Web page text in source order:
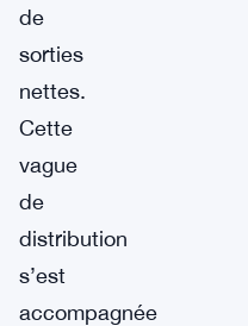
de
sorties
nettes.
Cette
vague
de
distribution
s’est
accompagnée